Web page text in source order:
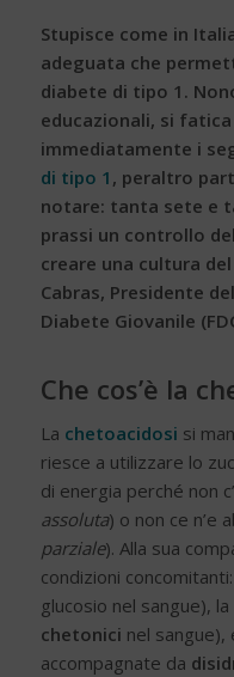
Stupisce come in
adeguata che
diabete di tipo 1.
educazionali, si
immediatamente i
di tipo 1 , peraltro
notare: tanta sete e
prassi un controllo
creare una cultura
Cabras, Presidente
Diabete Giovanile
Che cos’è la
La chetoacidosi si
riesce a utilizzare lo
di energia perché non
assoluta) o non ce n’e
parziale). Alla sua
condizioni concomitanti:
glucosio nel sangue), la
chetonici nel sangue),
accompagnate da